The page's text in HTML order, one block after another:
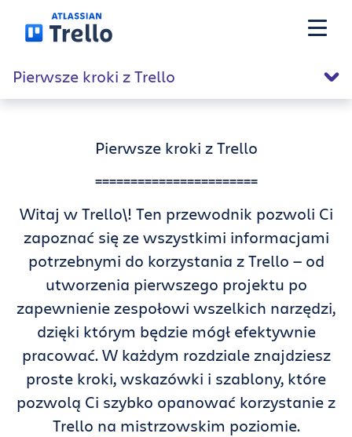
Przejdź do głównej zawartości
Funkcje
Rozwiązania
Plany
Ceny
Zasoby
Korzystaj z Trello za darmo
Zaloguj
Pierwsze kroki z Trello
Pierwsze kroki z Trello
=======================
Witaj w Trello\! Ten przewodnik pozwoli Ci
zapoznać się ze wszystkimi informacjami
potrzebnymi do korzystania z Trello — od
utworzenia pierwszego projektu po
zapewnienie zespołowi wszelkich narzędzi,
dzięki którym będzie mógł efektywnie
pracować. W każdym rozdziale znajdziesz
proste kroki, wskazówki i szablony, które
pozwolą Ci szybko opanować korzystanie z
Trello na mistrzowskim poziomie.